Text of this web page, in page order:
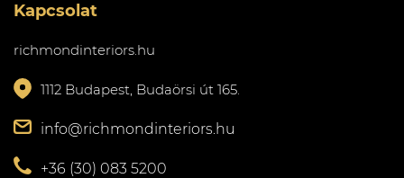
Kapcsolat
richmondinteriors.hu
1112 Budapest, Budaörsi út 165.
info@richmondinteriors.hu
+36 (30) 083 5200